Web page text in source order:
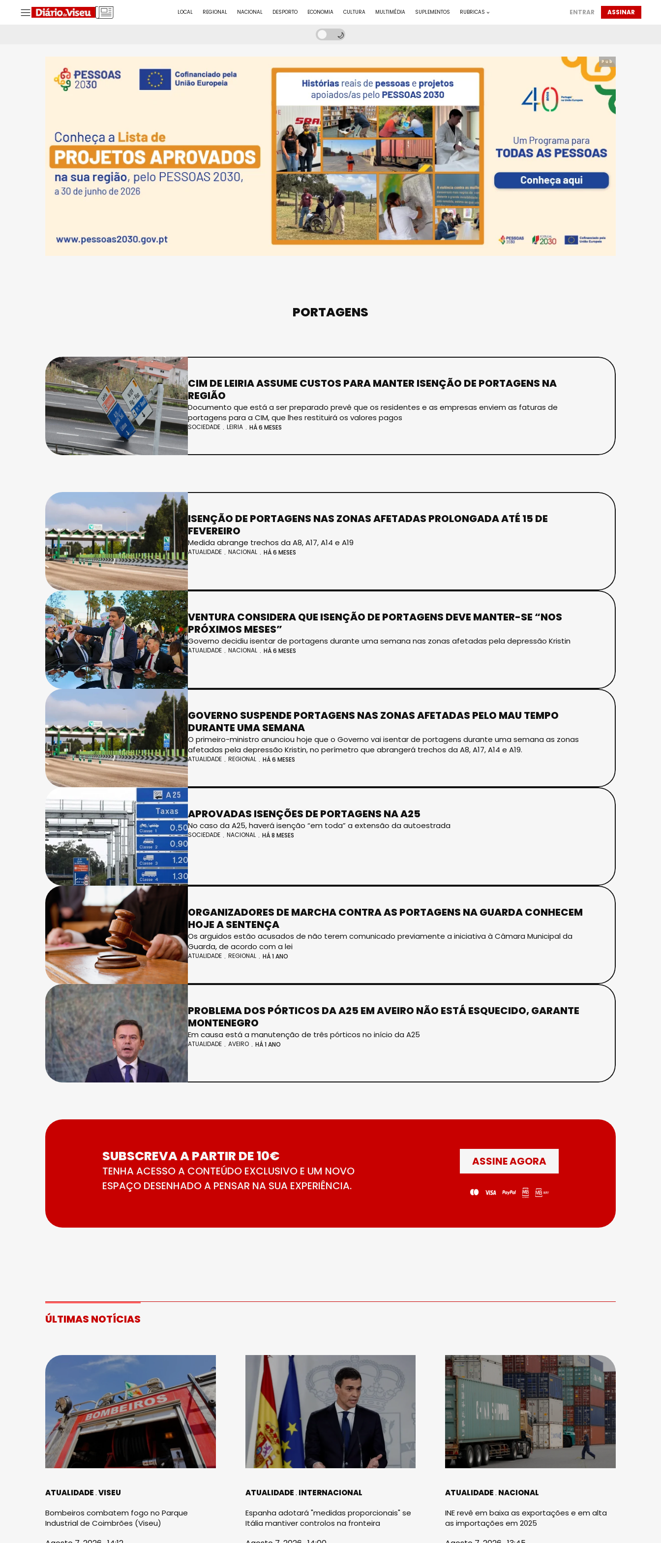
LOCAL REGIONAL NACIONAL DESPORTO ECONOMIA CULTURA MULTIMÉDIA SUPLEMENTOS RUBRICAS ENTRAR ASSINAR
Pub
PORTAGENS
CIM DE LEIRIA ASSUME CUSTOS PARA MANTER ISENÇÃO DE PORTAGENS NA
REGIÃO
Documento que está a ser preparado prevê que os residentes e as empresas enviem as faturas de
portagens para a CIM, que lhes restituirá os valores pagos
SOCIEDADE LEIRIA HÁ 6 MESES
ISENÇÃO DE PORTAGENS NAS ZONAS AFETADAS PROLONGADA ATÉ 15 DE
FEVEREIRO
Medida abrange trechos da A8, A17, A14 e A19
ATUALIDADE NACIONAL HÁ 6 MESES
VENTURA CONSIDERA QUE ISENÇÃO DE PORTAGENS DEVE MANTER-SE “NOS
PRÓXIMOS MESES”
Governo decidiu isentar de portagens durante uma semana nas zonas afetadas pela depressão Kristin
ATUALIDADE NACIONAL HÁ 6 MESES
GOVERNO SUSPENDE PORTAGENS NAS ZONAS AFETADAS PELO MAU TEMPO
DURANTE UMA SEMANA
O primeiro-ministro anunciou hoje que o Governo vai isentar de portagens durante uma semana as zonas
afetadas pela depressão Kristin, no perímetro que abrangerá trechos da A8, A17, A14 e A19.
ATUALIDADE REGIONAL HÁ 6 MESES
APROVADAS ISENÇÕES DE PORTAGENS NA A25
No caso da A25, haverá isenção “em toda” a extensão da autoestrada
SOCIEDADE NACIONAL HÁ 8 MESES
ORGANIZADORES DE MARCHA CONTRA AS PORTAGENS NA GUARDA CONHECEM
HOJE A SENTENÇA
Os arguidos estão acusados de não terem comunicado previamente a iniciativa à Câmara Municipal da
Guarda, de acordo com a lei
ATUALIDADE REGIONAL HÁ 1 ANO
PROBLEMA DOS PÓRTICOS DA A25 EM AVEIRO NÃO ESTÁ ESQUECIDO, GARANTE
MONTENEGRO
Em causa está a manutenção de três pórticos no início da A25
ATUALIDADE AVEIRO HÁ 1 ANO
SUBSCREVA A PARTIR DE 10€
TENHA ACESSO A CONTEÚDO EXCLUSIVO E UM NOVO
ESPAÇO DESENHADO A PENSAR NA SUA EXPERIÊNCIA.
ASSINE AGORA
ÚLTIMAS NOTÍCIAS
ATUALIDADE VISEU
Bombeiros combatem fogo no Parque
Industrial de Coimbrões (Viseu)
ATUALIDADE INTERNACIONAL
Espanha adotará "medidas proporcionais" se
Itália mantiver controlos na fronteira
ATUALIDADE NACIONAL
INE revê em baixa as exportações e em alta
as importações em 2025